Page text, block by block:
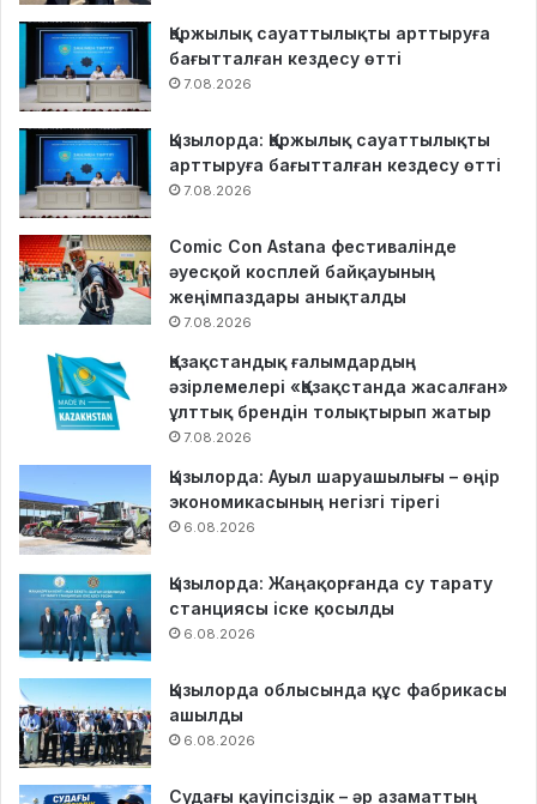
Қаржылық сауаттылықты арттыруға
бағытталған кездесу өтті
7.08.2026
Қызылорда: Қаржылық сауаттылықты
арттыруға бағытталған кездесу өтті
7.08.2026
Comic Con Astana фестивалінде
әуесқой косплей байқауының
жеңімпаздары анықталды
7.08.2026
Қазақстандық ғалымдардың
әзірлемелері «Қазақстанда жасалған»
ұлттық брендін толықтырып жатыр
7.08.2026
Қызылорда: Ауыл шаруашылығы – өңір
экономикасының негізгі тірегі
6.08.2026
Қызылорда: Жаңақорғанда су тарату
станциясы іске қосылды
6.08.2026
Қызылорда облысында құс фабрикасы
ашылды
6.08.2026
Судағы қауіпсіздік – әр азаматтың